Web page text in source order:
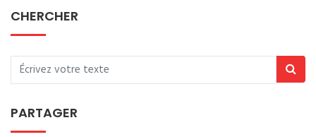
CHERCHER
PARTAGER